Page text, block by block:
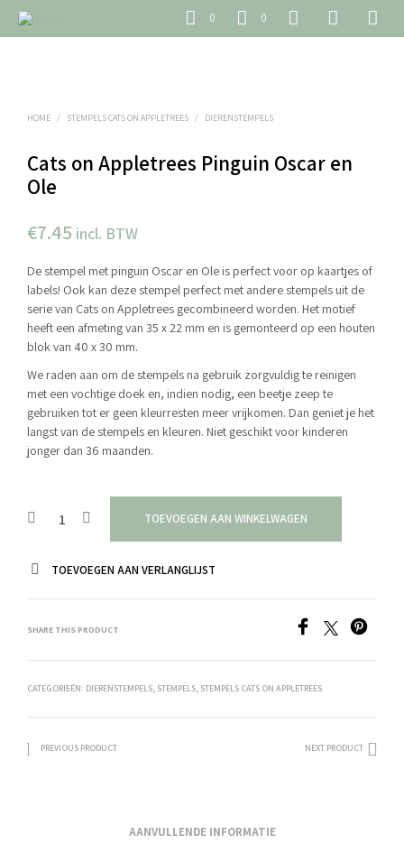
0 0
HOME / STEMPELS CATS ON APPLETREES / DIERENSTEMPELS
Cats on Appletrees Pinguin Oscar en
Ole
€7.45 incl. BTW
De stempel met pinguin Oscar en Ole is perfect voor op kaartjes of
labels! Ook kan deze stempel perfect met andere stempels uit de
serie van Cats on Appletrees gecombineerd worden. Het motief
heeft een afmeting van 35 x 22 mm en is gemonteerd op een houten
blok van 40 x 30 mm.
We raden aan om de stempels na gebruik zorgvuldig te reinigen
met een vochtige doek en, indien nodig, een beetje zeep te
gebruiken tot er geen kleurresten meer vrijkomen. Dan geniet je het
langst van de stempels en kleuren. Niet geschikt voor kinderen
jonger dan 36 maanden.
TOEVOEGEN AAN WINKELWAGEN
TOEVOEGEN AAN VERLANGLIJST
SHARE THIS PRODUCT
CATEGORIEËN: DIERENSTEMPELS, STEMPELS, STEMPELS CATS ON APPLETREES
PREVIOUS PRODUCT NEXT PRODUCT
AANVULLENDE INFORMATIE